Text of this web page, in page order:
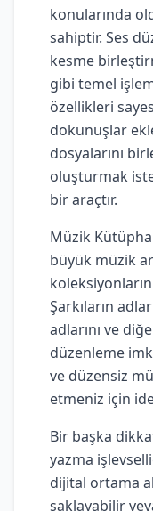
konularında
sahiptir. Ses
kesme
gibi temel
özellikleri
dokunuşlar
dosyalarını
oluşturmak
bir araçtır.
Müzik
büyük müzik
Şarkıların
adlarını ve
düzenleme
ve düzensiz
etmeniz için
Bir başka
yazma
dijital ortama
saklayabilir